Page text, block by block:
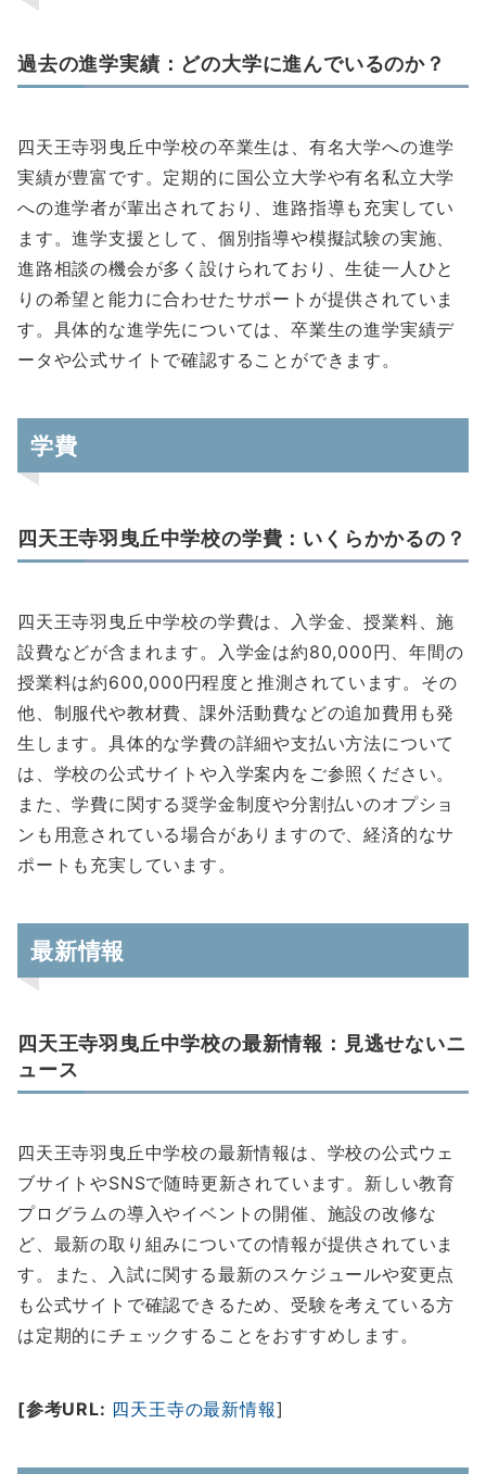
過去の進学実績：どの大学に進んでいるのか？
四天王寺羽曳丘中学校の卒業生は、有名大学への進学
実績が豊富です。定期的に国公立大学や有名私立大学
への進学者が輩出されており、進路指導も充実してい
ます。進学支援として、個別指導や模擬試験の実施、
進路相談の機会が多く設けられており、生徒一人ひと
りの希望と能力に合わせたサポートが提供されていま
す。具体的な進学先については、卒業生の進学実績デ
ータや公式サイトで確認することができます。
学費
四天王寺羽曳丘中学校の学費：いくらかかるの？
四天王寺羽曳丘中学校の学費は、入学金、授業料、施
設費などが含まれます。入学金は約80,000円、年間の
授業料は約600,000円程度と推測されています。その
他、制服代や教材費、課外活動費などの追加費用も発
生します。具体的な学費の詳細や支払い方法について
は、学校の公式サイトや入学案内をご参照ください。
また、学費に関する奨学金制度や分割払いのオプショ
ンも用意されている場合がありますので、経済的なサ
ポートも充実しています。
最新情報
四天王寺羽曳丘中学校の最新情報：見逃せないニ
ュース
四天王寺羽曳丘中学校の最新情報は、学校の公式ウェ
ブサイトやSNSで随時更新されています。新しい教育
プログラムの導入やイベントの開催、施設の改修な
ど、最新の取り組みについての情報が提供されていま
す。また、入試に関する最新のスケジュールや変更点
も公式サイトで確認できるため、受験を考えている方
は定期的にチェックすることをおすすめします。
[参考URL: 四天王寺の最新情報]